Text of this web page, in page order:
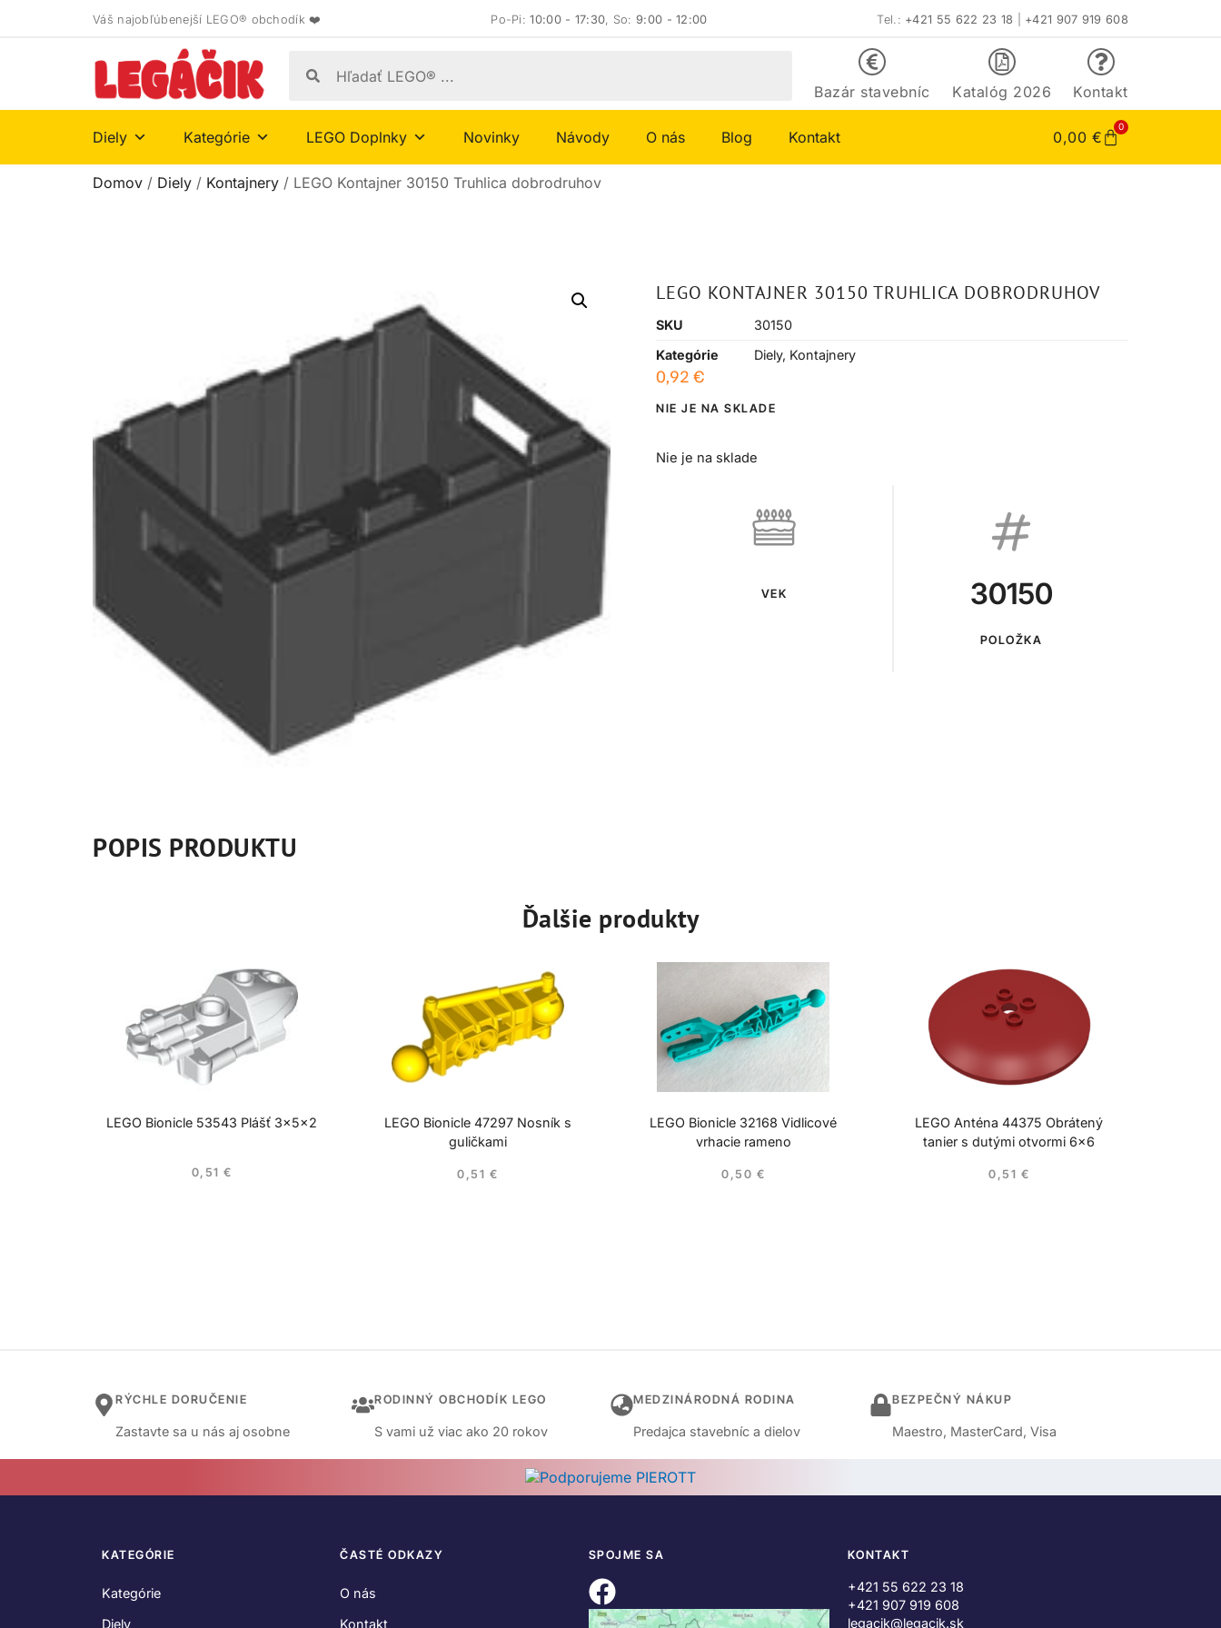
Váš najobľúbenejší LEGO® obchodík ❤️ Po-Pi:10:00 - 17:30, So:9:00 - 12:00 Tel.: +421 55 622 23 18 +421 907 919 608
Bazár stavebníc Katalóg 2026 Kontakt
Diely Kategórie LEGO Doplnky Novinky Návody O nás Blog Kontakt 0,00 €
0
Domov / Diely / Kontajnery / LEGO Kontajner 30150 Truhlica dobrodruhov
LEGO KONTAJNER 30150 TRUHLICA DOBRODRUHOV
SKU
30150
Kategórie
Diely, Kontajnery
0,92 €
NIE JE NA SKLADE
Nie je na sklade
VEK 30150
POLOŽKA
POPIS PRODUKTU
Ďalšie produkty
LEGO Bionicle 53543 Plášť 3x5x2
0,51€
LEGO Bionicle 47297 Nosník s
guličkami
0,51 €
LEGO Bionicle 32168 Vidlicové
vrhacie rameno
0,50 €
LEGO Anténa 44375 Obrátený
tanier s dutými otvormi 6×6
0,51 €
RÝCHLE DORUČENIE
Zastavte sa u nás aj osobne
RODINNÝ OBCHODÍK LEGO
S vami už viac ako 20 rokov
MEDZINÁRODNÁ RODINA
Predajca stavebníc a dielov
BEZPEČNÝ NÁKUP
Maestro, MasterCard, Visa
KATEGÓRIE
Kategórie
Diely
ČASTÉ ODKAZY
O nás
Kontakt
SPOJME SA KONTAKT
+421 55 622 23 18
+421 907 919 608
legacik@legacik.sk